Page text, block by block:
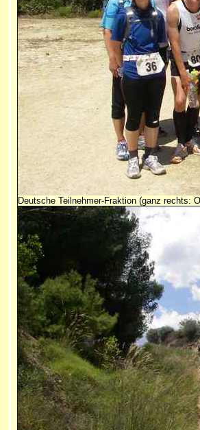
Deutsche Teilnehmer-Fraktion (ganz rechts: